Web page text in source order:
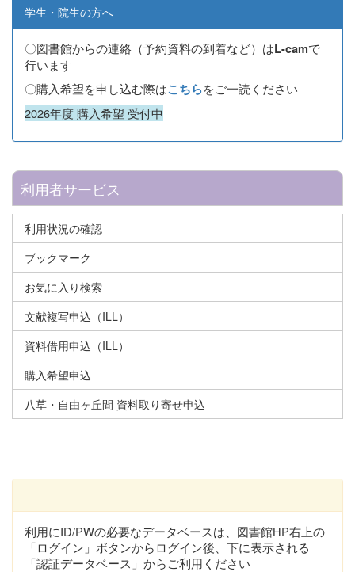
学生・院生の方へ
〇図書館からの連絡（予約資料の到着など）はL-camで
行います
〇購入希望を申し込む際はこちらをご一読ください
2026年度 購入希望 受付中
利用者サービス
利用状況の確認
ブックマーク
お気に入り検索
文献複写申込（ILL）
資料借用申込（ILL）
購入希望申込
八草・自由ヶ丘間 資料取り寄せ申込
利用にID/PWの必要なデータベースは、図書館HP右上の
「ログイン」ボタンからログイン後、下に表示される
「認証データベース」からご利用ください